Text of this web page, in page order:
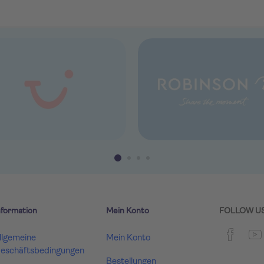
Mein Konto
Mein Konto
Bestellungen
FOLLOW